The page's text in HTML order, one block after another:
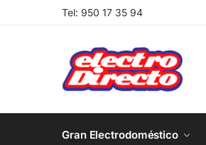
Tel: 950 17 35 94
Gran Electrodoméstico